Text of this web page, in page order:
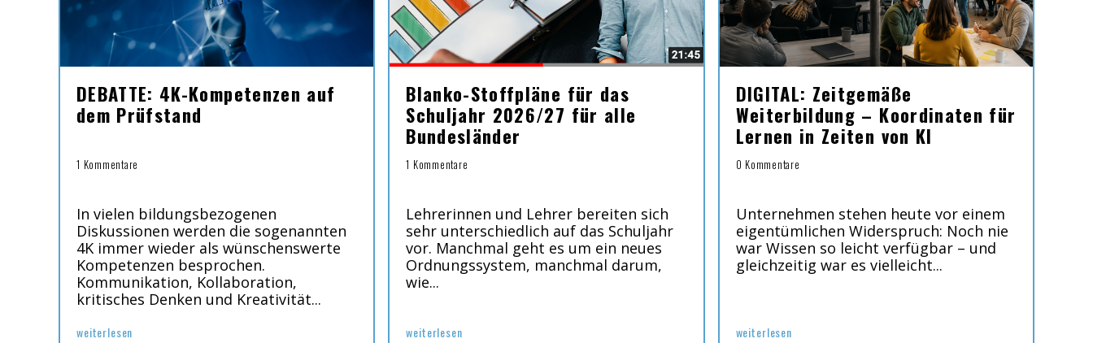
DEBATTE: 4K-Kompetenzen auf
dem Prüfstand
1 Kommentare
In vielen bildungsbezogenen
Diskussionen werden die sogenannten
4K immer wieder als wünschenswerte
Kompetenzen besprochen.
Kommunikation, Kollaboration,
kritisches Denken und Kreativität...
weiterlesen
Blanko-Stoffpläne für das
Schuljahr 2026/27 für alle
Bundesländer
1 Kommentare
Lehrerinnen und Lehrer bereiten sich
sehr unterschiedlich auf das Schuljahr
vor. Manchmal geht es um ein neues
Ordnungssystem, manchmal darum,
wie...
weiterlesen
DIGITAL: Zeitgemäße
Weiterbildung – Koordinaten für
Lernen in Zeiten von KI
0 Kommentare
Unternehmen stehen heute vor einem
eigentümlichen Widerspruch: Noch nie
war Wissen so leicht verfügbar – und
gleichzeitig war es vielleicht...
weiterlesen